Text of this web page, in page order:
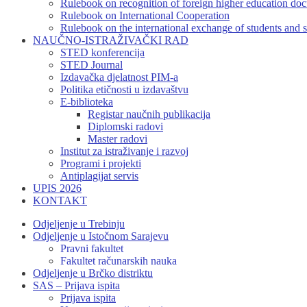
Rulebook on recognition of foreign higher education
Rulebook on International Cooperation
Rulebook on the international exchange of students and
NAUČNO-ISTRAŽIVAČKI RAD
STED konferencija
STED Journal
Izdavačka djelatnost PIM-a
Politika etičnosti u izdavaštvu
E-biblioteka
Registar naučnih publikacija
Diplomski radovi
Master radovi
Institut za istraživanje i razvoj
Programi i projekti
Antiplagijat servis
UPIS 2026
KONTAKT
Odjeljenje u Trebinju
Odjeljenje u Istočnom Sarajevu
Pravni fakultet
Fakultet računarskih nauka
Odjeljenje u Brčko distriktu
SAS – Prijava ispita
Prijava ispita